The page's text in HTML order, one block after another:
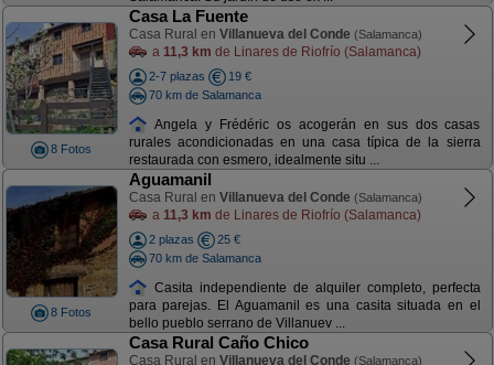
8 Fotos
Casa La Fuente
Casa Rural en Villanueva del Conde (Salamanca)
a 11,3 km de Linares de Riofrío (Salamanca)
2-7 plazas
19 €
70 km de Salamanca
Angela y Frédéric os acogerán en sus dos casas
rurales acondicionadas en una casa típica de la sierra
restaurada con esmero, idealmente situ ...
8 Fotos
Aguamanil
Casa Rural en Villanueva del Conde (Salamanca)
a 11,3 km de Linares de Riofrío (Salamanca)
2 plazas
25 €
70 km de Salamanca
Casita independiente de alquiler completo, perfecta
para parejas. El Aguamanil es una casita situada en el
bello pueblo serrano de Villanuev ...
Casa Rural Caño Chico
Casa Rural en Villanueva del Conde (Salamanca)